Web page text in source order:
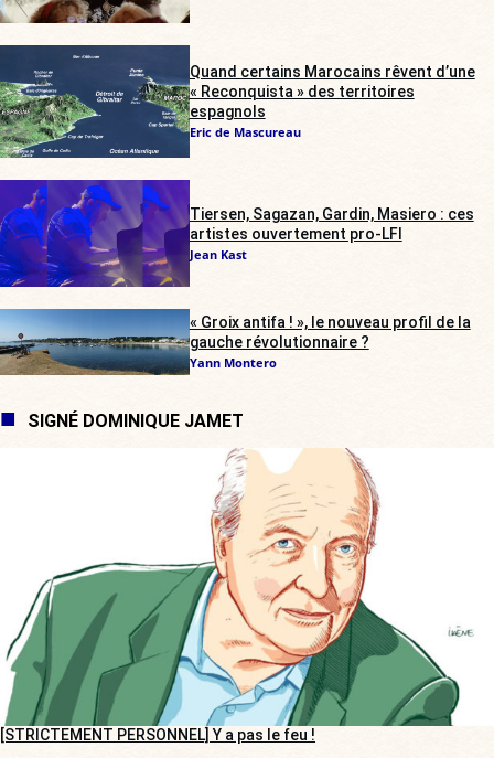
Quand certains Marocains rêvent d’une
« Reconquista » des territoires
espagnols
Eric de Mascureau
Tiersen, Sagazan, Gardin, Masiero : ces
artistes ouvertement pro-LFI
Jean Kast
« Groix antifa ! », le nouveau profil de la
gauche révolutionnaire ?
Yann Montero
SIGNÉ DOMINIQUE JAMET
[STRICTEMENT PERSONNEL] Y a pas le feu !